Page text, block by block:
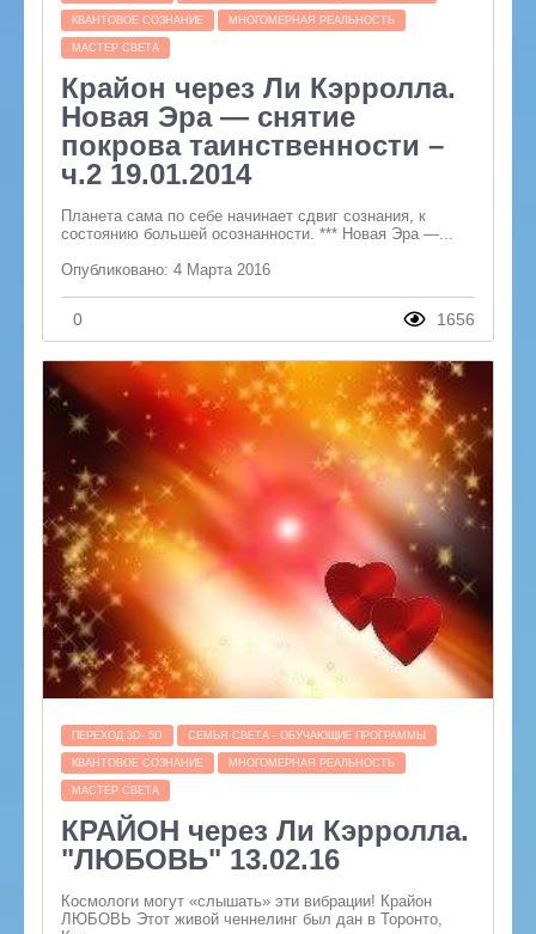
КВАНТОВОЕ СОЗНАНИЕ МНОГОМЕРНАЯ РЕАЛЬНОСТЬ
МАСТЕР СВЕТА
Крайон через Ли Кэрролла.
Новая Эра — снятие
покрова таинственности –
ч.2 19.01.2014
Планета сама по себе начинает сдвиг сознания, к
состоянию большей осознанности. *** Новая Эра —...
Опубликовано: 4 Марта 2016
0 1656
ПЕРЕХОД 3D- 5D СЕМЬЯ СВЕТА - ОБУЧАЮЩИЕ ПРОГРАММЫ
КВАНТОВОЕ СОЗНАНИЕ МНОГОМЕРНАЯ РЕАЛЬНОСТЬ
МАСТЕР СВЕТА
КРАЙОН через Ли Кэрролла.
"ЛЮБОВЬ" 13.02.16
Космологи могут «слышать» эти вибрации! Крайон
ЛЮБОВЬ Этот живой ченнелинг был дан в Торонто,